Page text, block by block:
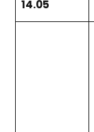
14.05